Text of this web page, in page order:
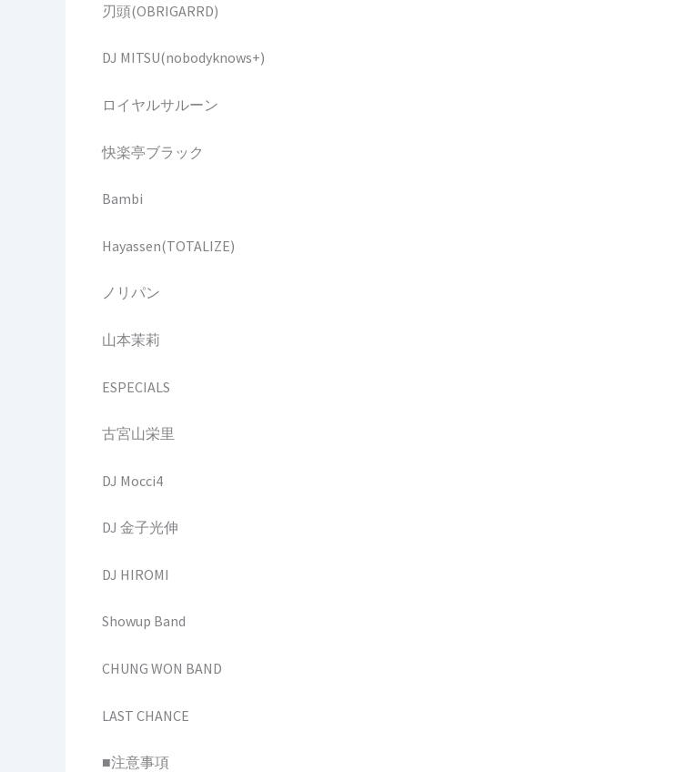
刃頭(OBRIGARRD)
DJ MITSU(nobodyknows+)
ロイヤルサルーン
快楽亭ブラック
Bambi
Hayassen(TOTALIZE)
ノリパン
山本茉莉
ESPECIALS
古宮山栄里
DJ Mocci4
DJ 金子光伸
DJ HIROMI
Showup Band
CHUNG WON BAND
LAST CHANCE
■注意事項